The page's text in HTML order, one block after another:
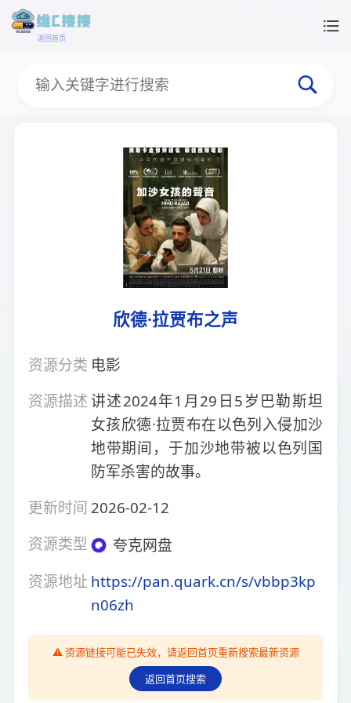
返回首页
欣德·拉贾布之声
资源分类 电影
资源描述讲述2024年1月29日5岁巴勒斯坦
女孩欣德·拉贾布在以色列入侵加沙
地带期间，于加沙地带被以色列国
防军杀害的故事。
更新时间 2026-02-12
资源类型
夸克网盘
资源地址 https://pan.quark.cn/s/vbbp3kp
n06zh
⚠️ 资源链接可能已失效，请返回首页重新搜索最新资源
返回首页搜索